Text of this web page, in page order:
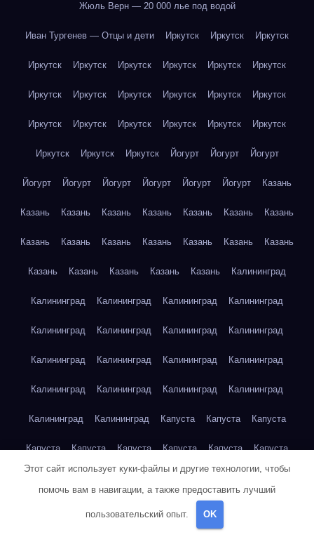
Жюль Верн — 20 000 лье под водой
Иван Тургенев — Отцы и дети Иркутск Иркутск Иркутск
Иркутск Иркутск Иркутск Иркутск Иркутск Иркутск
Иркутск Иркутск Иркутск Иркутск Иркутск Иркутск
Иркутск Иркутск Иркутск Иркутск Иркутск Иркутск
Иркутск Иркутск Иркутск Йогурт Йогурт Йогурт
Йогурт Йогурт Йогурт Йогурт Йогурт Йогурт Казань
Казань Казань Казань Казань Казань Казань Казань
Казань Казань Казань Казань Казань Казань Казань
Казань Казань Казань Казань Казань Калининград
Калининград Калининград Калининград Калининград
Калининград Калининград Калининград Калининград
Калининград Калининград Калининград Калининград
Калининград Калининград Калининград Калининград
Калининград Калининград Капуста Капуста Капуста
Капуста Капуста Капуста Капуста Капуста Капуста
Этот сайт использует куки-файлы и другие технологии, чтобы
помочь вам в навигации, а также предоставить лучший
пользовательский опыт. OK